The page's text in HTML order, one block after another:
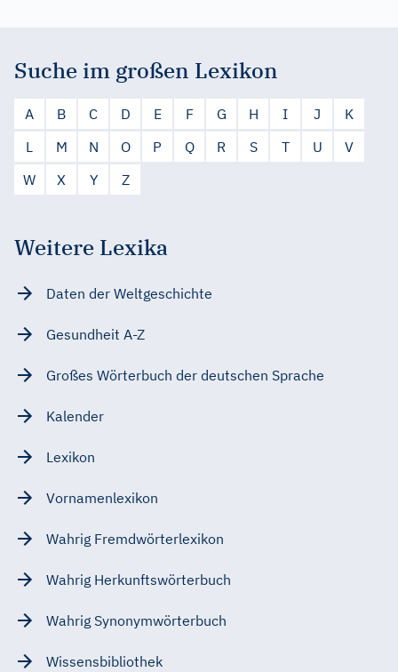
Suche im großen Lexikon
A B C D E F G H I J
K
L
M N O P Q R S T U
V
W
X Y Z
Weitere Lexika
Daten der Weltgeschichte
Gesundheit A-Z
Großes Wörterbuch der deutschen Sprache
Kalender
Lexikon
Vornamenlexikon
Wahrig Fremdwörterlexikon
Wahrig Herkunftswörterbuch
Wahrig Synonymwörterbuch
Wissensbibliothek